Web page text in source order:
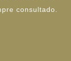
consultado.